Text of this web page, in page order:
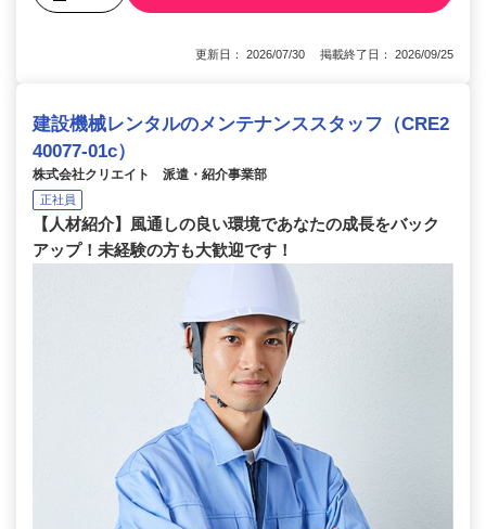
更新日： 2026/07/30 掲載終了日： 2026/09/25
建設機械レンタルのメンテナンススタッフ（CRE2
40077-01c）
株式会社クリエイト 派遣・紹介事業部
正社員
【人材紹介】風通しの良い環境であなたの成長をバック
アップ！未経験の方も大歓迎です！